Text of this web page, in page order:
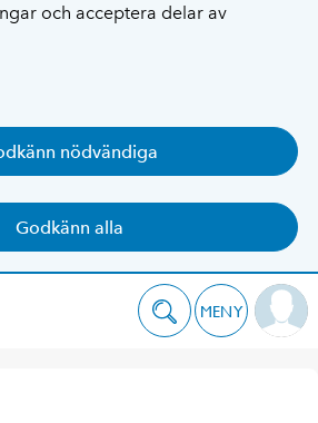
och acceptera delar av
nödvändiga
Godkänn alla
MENY